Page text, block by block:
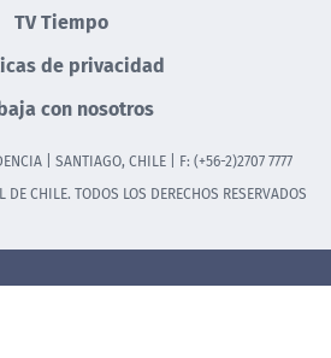
TV Tiempo
de privacidad
con nosotros
| SANTIAGO, CHILE | F: (+56-2)2707 7777
CHILE. TODOS LOS DERECHOS RESERVADOS